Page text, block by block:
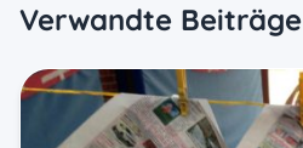
Verwandte Beiträge